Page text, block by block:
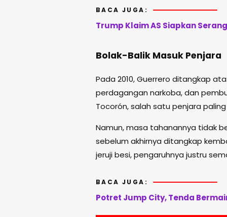
BACA JUGA:
Trump Klaim AS Siapkan
Bolak-Balik Masuk Penjara
Pada 2010, Guerrero ditangkap
perdagangan narkoba, dan
Tocorón, salah satu penjara
Namun, masa tahanannya tidak
sebelum akhirnya ditangkap
jeruji besi, pengaruhnya justru
BACA JUGA:
Potret Jump City, Tenda